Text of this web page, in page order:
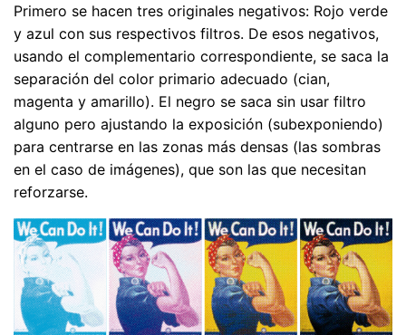
Primero se hacen tres originales negativos: Rojo verde
y azul con sus respectivos filtros. De esos negativos,
usando el complementario correspondiente, se saca la
separación del color primario adecuado (cian,
magenta y amarillo). El negro se saca sin usar filtro
alguno pero ajustando la exposición (subexponiendo)
para centrarse en las zonas más densas (las sombras
en el caso de imágenes), que son las que necesitan
reforzarse.